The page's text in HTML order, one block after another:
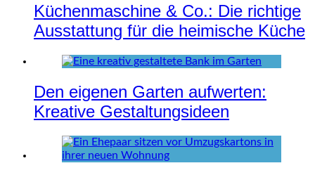
Küchenmaschine & Co.: Die richtige
Ausstattung für die heimische Küche
Den eigenen Garten aufwerten:
Kreative Gestaltungsideen